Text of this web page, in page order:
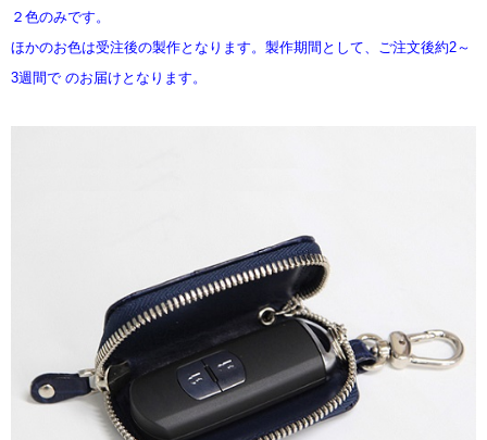
２色のみです。
ほかのお色は受注後の製作となります。製作期間として、ご注文後約2～
3週間で のお届けとなります。